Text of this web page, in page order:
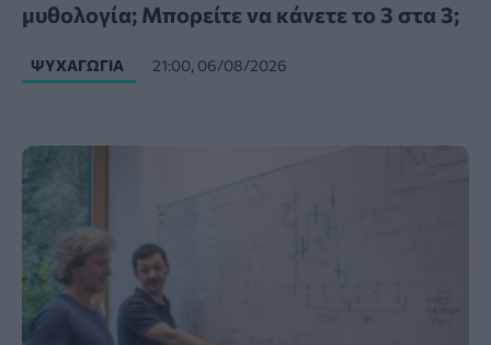
μυθολογία; Μπορείτε να κάνετε το 3 στα 3;
ΨΥΧΑΓΩΓΊΑ 21:00, 06/08/2026